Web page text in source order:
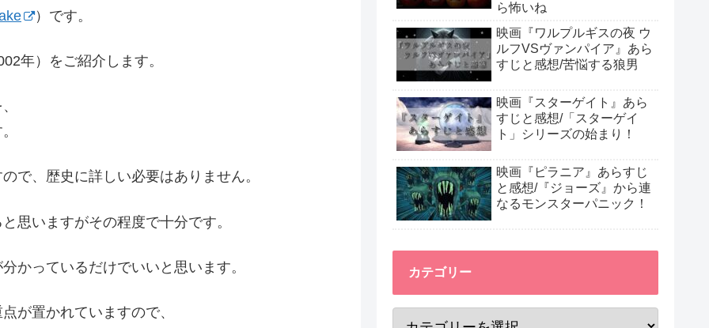
）です。
年）をご紹介します。
で、歴史に詳しい必要はありません。
思いますがその程度で十分です。
かっているだけでいいと思います。
が置かれていますので、
ら怖いね
映画『ワルプルギスの夜 ウ
ルフVSヴァンパイア』あら
すじと感想/苦悩する狼男
映画『スターゲイト』あら
すじと感想/「スターゲイ
ト」シリーズの始まり！
映画『ピラニア』あらすじ
と感想/『ジョーズ』から連
なるモンスターパニック！
カテゴリー